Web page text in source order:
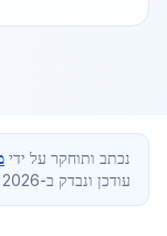
נכתב ותוחקר על ידי
עודכן ונבדק ב-2026